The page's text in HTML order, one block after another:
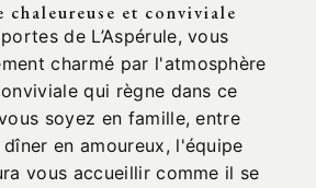
chaleureuse et conviviale
de L’Aspérule, vous
charmé par l'atmosphère
qui règne dans ce
soyez en famille, entre
en amoureux, l'équipe
vous accueillir comme il se